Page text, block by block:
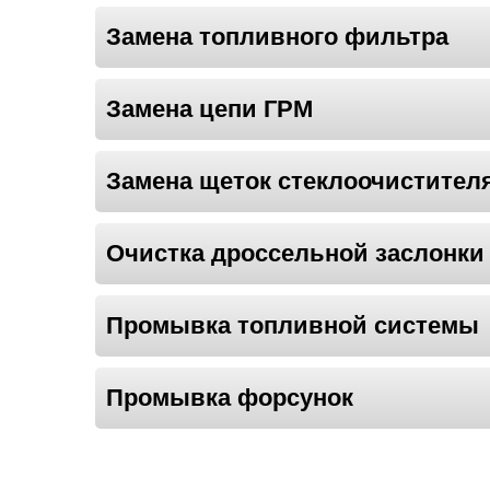
Замена топливного фильтра
Замена цепи ГРМ
Замена щеток
Очистка дроссельной заслонки
Промывка топливной системы
Промывка форсунок